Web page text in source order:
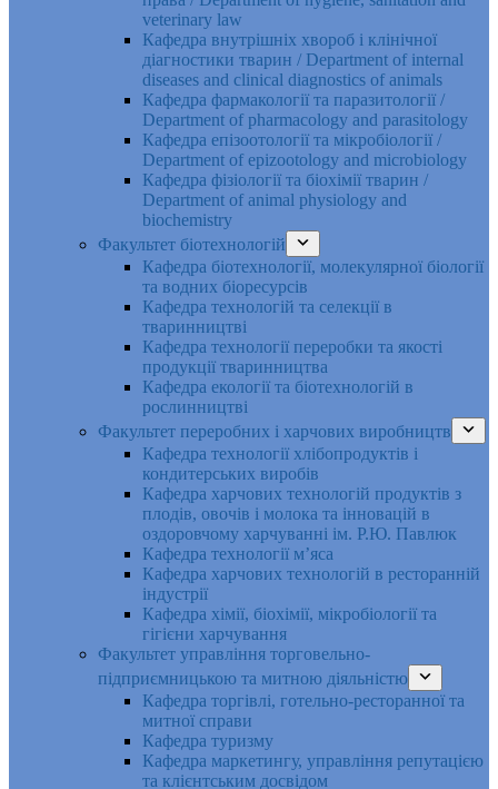
veterinary law
Кафедра внутрішніх хвороб і клінічної
діагностики тварин / Department of internal
diseases and clinical diagnostics of animals
Кафедра фармакології та паразитології /
Department of pharmacology and parasitology
Кафедра епізоотології та мікробіології /
Department of epizootology and microbiology
Кафедра фізіології та біохімії тварин /
Department of animal physiology and
biochemistry
Факультет біотехнологій
Кафедра біотехнології, молекулярної біології
та водних біоресурсів
Кафедра технологій та селекції в
тваринництві
Кафедра технології переробки та якості
продукції тваринництва
Кафедра екології та біотехнологій в
рослинництві
Факультет переробних і харчових виробництв
Кафедра технології хлібопродуктів і
кондитерських виробів
Кафедра харчових технологій продуктів з
плодів, овочів і молока та інновацій в
оздоровчому харчуванні ім. Р.Ю. Павлюк
Кафедра технології м’яса
Кафедра харчових технологій в ресторанній
індустрії
Кафедра хімії, біохімії, мікробіології та
гігієни харчування
Факультет управління торговельно-
підприємницькою та митною діяльністю
Кафедра торгівлі, готельно-ресторанної та
митної справи
Кафедра туризму
Кафедра маркетингу, управління репутацією
та клієнтським досвідом